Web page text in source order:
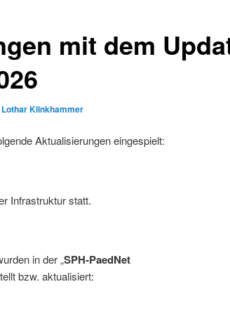
mit dem
Lothar Klinkhammer
Aktualisierungen eingespielt:
Infrastruktur statt.
in der „SPH-PaedNet
bzw. aktualisiert: